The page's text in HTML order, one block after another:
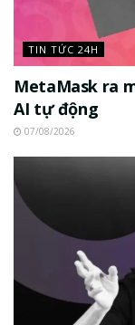
TIN TỨC 24H
MetaMask ra
AI tự động
07/08/2026